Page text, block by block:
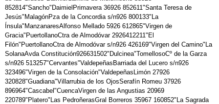
852814"Sancho"DaimielPrimavera 36926 852611"Santa Teresa de
Jesús"MalagónPza de la Concordia s/n926 800133"La
Ínsula"ManzanaresAlfonso Mellado 5926 612865"Virgen de
Gracia"PuertollanoCtra de Almodóvar 2926412211"El
Filón"PuertollanoCtra de Almodóvar s/n926 426169"Virgen del Camino"La
SolanaAvda Constitución926631502"Dulcinea"TomellosoCº de la Garza
s/n926 513257"Cervantes"ValdepeñasBarriada del Lucero s/n926
323496"Virgen de la Consolación"ValdepeñasLimón 27926
320828"Guadiana"Villarrubia de los OjosSerafín Romeu 37926
896964"Cascabel"CuencaVirgen de las Angustias 20969
220789"Platero"Las PedroñerasGral Borreros 35967 160852"La Sagrada